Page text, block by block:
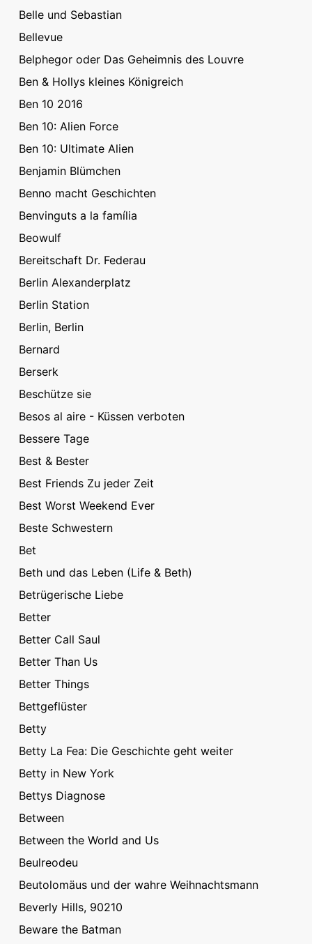
Belle und Sebastian
Bellevue
Belphegor oder Das Geheimnis des Louvre
Ben & Hollys kleines Königreich
Ben 10 2016
Ben 10: Alien Force
Ben 10: Ultimate Alien
Benjamin Blümchen
Benno macht Geschichten
Benvinguts a la família
Beowulf
Bereitschaft Dr. Federau
Berlin Alexanderplatz
Berlin Station
Berlin, Berlin
Bernard
Berserk
Beschütze sie
Besos al aire - Küssen verboten
Bessere Tage
Best & Bester
Best Friends Zu jeder Zeit
Best Worst Weekend Ever
Beste Schwestern
Bet
Beth und das Leben (Life & Beth)
Betrügerische Liebe
Better
Better Call Saul
Better Than Us
Better Things
Bettgeflüster
Betty
Betty La Fea: Die Geschichte geht weiter
Betty in New York
Bettys Diagnose
Between
Between the World and Us
Beulreodeu
Beutolomäus und der wahre Weihnachtsmann
Beverly Hills, 90210
Beware the Batman